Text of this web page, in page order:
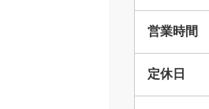
営業時間
定休日